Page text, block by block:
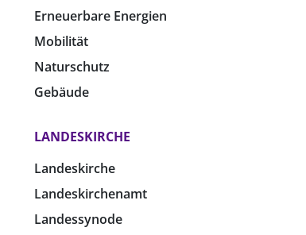
Erneuerbare Energien
Mobilität
Naturschutz
Gebäude
LANDESKIRCHE
Landeskirche
Landeskirchenamt
Landessynode